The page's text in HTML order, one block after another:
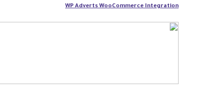
WP Adverts WooCommerce Integration